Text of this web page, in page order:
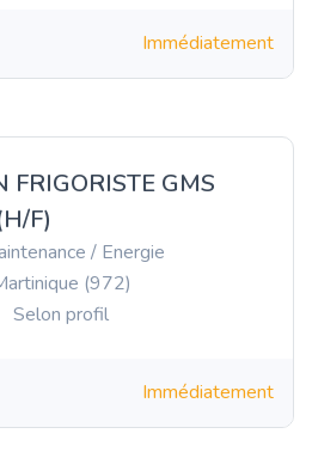
Immédiatement
FRIGORISTE GMS
F)
/ Energie
(972)
Selon profil
Immédiatement